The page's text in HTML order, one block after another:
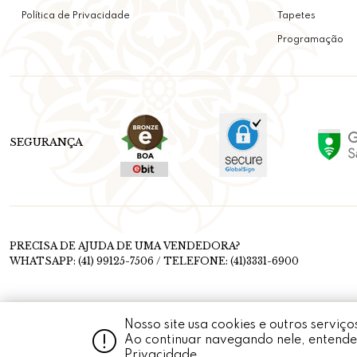
Nosso site usa cookies e outros
Ao continuar navegando nele,
Política de Privacidade Tapetes
Programação
SEGURANÇA
PRECISA DE AJUDA DE UMA VENDEDORA?
WHATSAPP: (41) 99125-7506 / TELEFONE: (41)3331-6900
MEDALHÃO PERSA © 2020 RUA FERNANDO SIMAS, 1456, MERCÊS -
CONJUNTO
REPRODUÇÃO, TOTAL OU PARCIAL, DE QUALQUER ELEMENTO DE IDENTIDADE,